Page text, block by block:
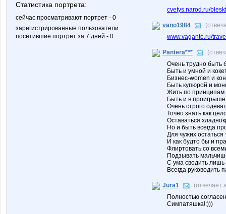
Статистика портрета:
сейчас просматривают портрет - 0
зарегистрированные пользователи
посетившие портрет за 7 дней - 0
cvetys.narod.ru/
vano1984
www.vagante.ru/
Pantera***
Очень трудно быть
Быть и умной и
Бизнес-women и
Быть купюрой и
Жить по принципам
Быть и в
Очень строго
Точно знать как
Оставаться
Но и быть всегда
Для чужих остаться
И как будто бы и
Флиртовать со
Подзывать
С ума сводить лишь
Всегда руководить
Jura1
(отвечает
Полностью
Симпатяшка!:)))